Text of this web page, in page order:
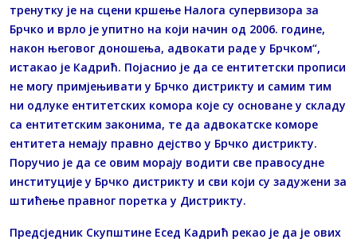
тренутку је на сцени кршење Налога супервизора за
Брчко и врло је упитно на који начин од 2006. године,
након његовог доношења, адвокати раде у Брчком“,
истакао је Кадрић. Појаснио је да се ентитетски прописи
не могу примјењивати у Брчко дистрикту и самим тим
ни одлуке ентитетских комора које су основане у складу
са ентитетским законима, те да адвокатске коморе
ентитета немају правно дејство у Брчко дистрикту.
Поручио је да се овим морају водити све правосудне
институције у Брчко дистрикту и сви који су задужени за
штићење правног поретка у Дистрикту.
Предсједник Скупштине Есед Кадрић рекао је да је ових